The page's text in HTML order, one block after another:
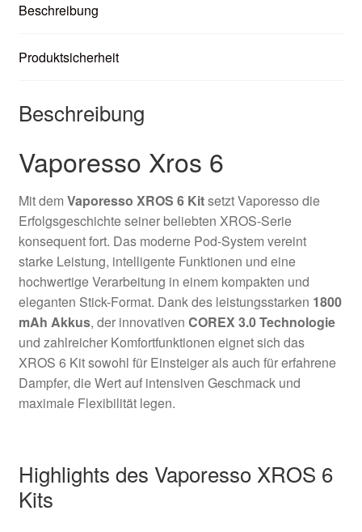
Beschreibung
Produktsicherheit
Beschreibung
Vaporesso Xros 6
Mit dem Vaporesso XROS 6 Kitsetzt Vaporesso die
Erfolgsgeschichte seiner beliebten XROS-Serie
konsequent fort. Das moderne Pod-System vereint
starke Leistung, intelligente Funktionen und eine
hochwertige Verarbeitung in einem kompakten und
eleganten Stick-Format. Dank des leistungsstarken 1800
mAh Akkus, der innovativen COREX 3.0 Technologie
und zahlreicher Komfortfunktionen eignet sich das
XROS 6 Kit sowohl für Einsteiger als auch für erfahrene
Dampfer, die Wert auf intensiven Geschmack und
maximale Flexibilität legen.
Highlights des Vaporesso XROS 6
Kits